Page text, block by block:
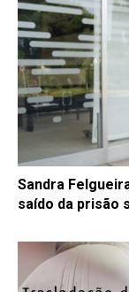
Sandra
saído da prisão